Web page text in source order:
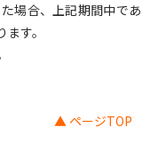
場合、上記期間中であ
す。
▲ ページTOP